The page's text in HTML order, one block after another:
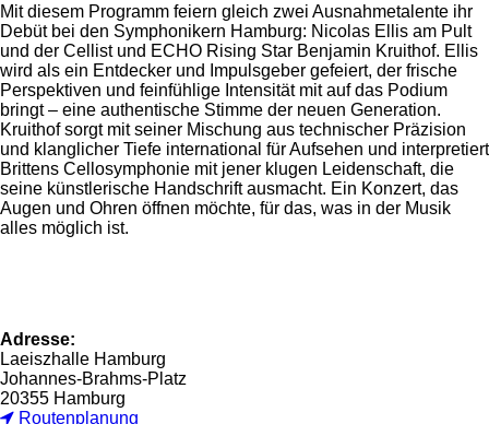
Mit diesem Programm feiern gleich zwei Ausnahmetalente ihr
Debüt bei den Symphonikern Hamburg: Nicolas Ellis am Pult
und der Cellist und ECHO Rising Star Benjamin Kruithof. Ellis
wird als ein Entdecker und Impulsgeber gefeiert, der frische
Perspektiven und feinfühlige Intensität mit auf das Podium
bringt – eine authentische Stimme der neuen Generation.
Kruithof sorgt mit seiner Mischung aus technischer Präzision
und klanglicher Tiefe international für Aufsehen und interpretiert
Brittens Cellosymphonie mit jener klugen Leidenschaft, die
seine künstlerische Handschrift ausmacht. Ein Konzert, das
Augen und Ohren öffnen möchte, für das, was in der Musik
alles möglich ist.
Adresse:
Laeiszhalle Hamburg
Johannes-Brahms-Platz
20355 Hamburg
Routenplanung